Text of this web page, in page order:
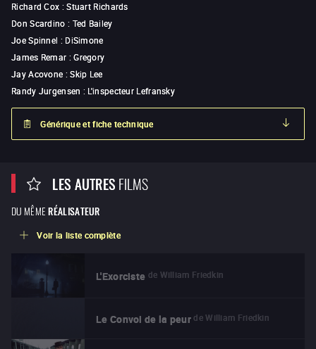
Richard Cox :Stuart Richards
Don Scardino : Ted Bailey
Joe Spinnel : DiSimone
James Remar :Gregory
Jay Acovone :Skip Lee
Randy Jurgensen : L'inspecteur Lefransky
Générique et fiche technique
LES AUTRESFILMS
DU MÊME RÉALISATEUR
Voir la liste complète
L'Exorciste de William Friedkin
Le Convoi de la peur de William Friedkin